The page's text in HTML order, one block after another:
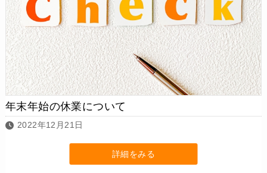
年末年始の休業について
2022年12月21日
詳細をみる